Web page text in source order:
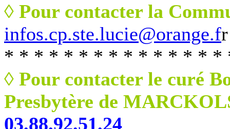
◊ Pour contacter la
infos.cp.ste.lucie@orange.fr
* * * * * * * * * * * * * * *
◊ Pour contacter le curé
Presbytère de
03.88.92.51.24